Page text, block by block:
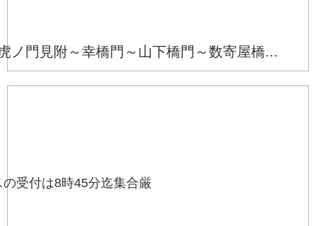
ノ門見附～幸橋門～山下橋門～数寄屋橋...
時45分迄集合厳